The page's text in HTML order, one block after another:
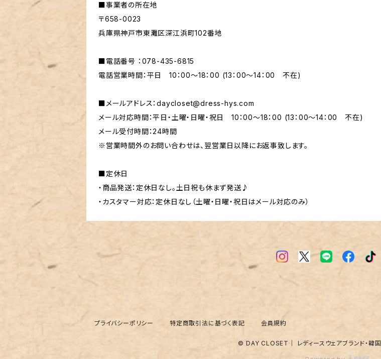
■事業者の所在地
〒658-0023
兵庫県神戸市東灘区深江浜町102番地
■電話番号 ：078-435-6815
電話営業時間：平日 10：00～18：00 (13：00～14：00 不在)
■メールアドレス：daycloset@dress-hys.com
メール対応時間：平日・土曜・日曜・祝日 10：00～18：00 (13：00～14：00 不在)
メール受付時間：24時間
※営業時間外のお問い合わせは、翌営業日以降にお返事致します。
■定休日
・商品発送：定休日なし。土日祝も休まず発送♪
・カスタマー対応：定休日なし（土曜・日曜・祝日はメール対応のみ）
プライバシーポリシー 特定商取引法に基づく表記 会員規約
© DAY CLOSET｜ レディースウェアブランド・韓国